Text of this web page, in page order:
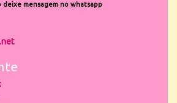
deixe mensagem no whatsapp